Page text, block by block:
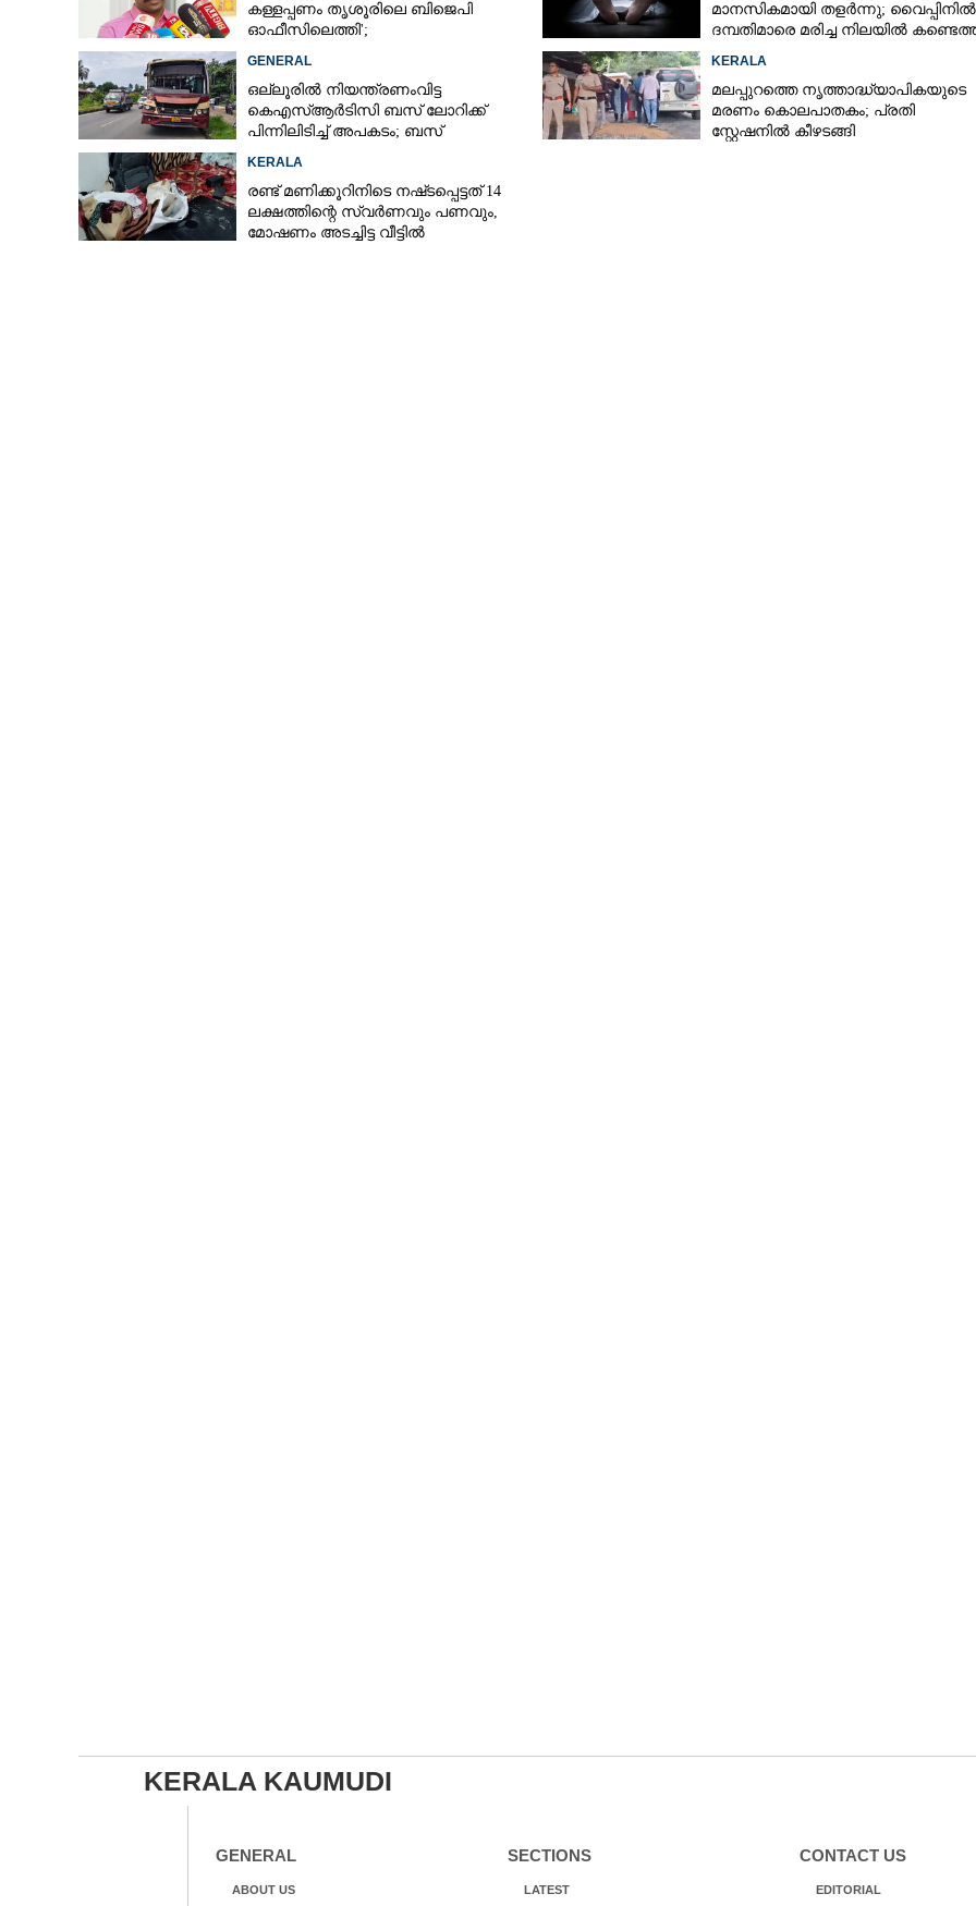
കള്ളപ്പണം തൃശൂരിലെ ബിജെപി
ഓഫീസിലെത്തി';
മാനസികമായി തളർന്നു; വൈപ്പിനിൽ
ദമ്പതിമാരെ മരിച്ച നിലയിൽ
GENERAL
ഒല്ലൂരിൽ നിയന്ത്രണംവിട്ട
കെഎസ്‌ആർടിസി ബസ് ലോറിക്ക്
പിന്നിലിടിച്ച് അപകടം; ബസ്
KERALA
മലപ്പുറത്തെ നൃത്താദ്ധ്യാപികയുടെ
മരണം കൊലപാതകം; പ്രതി
സ്റ്റേഷനിൽ കീഴടങ്ങി
KERALA
രണ്ട് മണിക്കൂറിനിടെ നഷ്‌ടപ്പെട്ടത് 14
ലക്ഷത്തിന്റെ സ്വർണവും പണവും,
മോഷണം അടച്ചിട്ട വീട്ടിൽ
KERALA KAUMUDI
GENERAL
ABOUT US
SECTIONS
LATEST
CONTACT US
EDITORIAL